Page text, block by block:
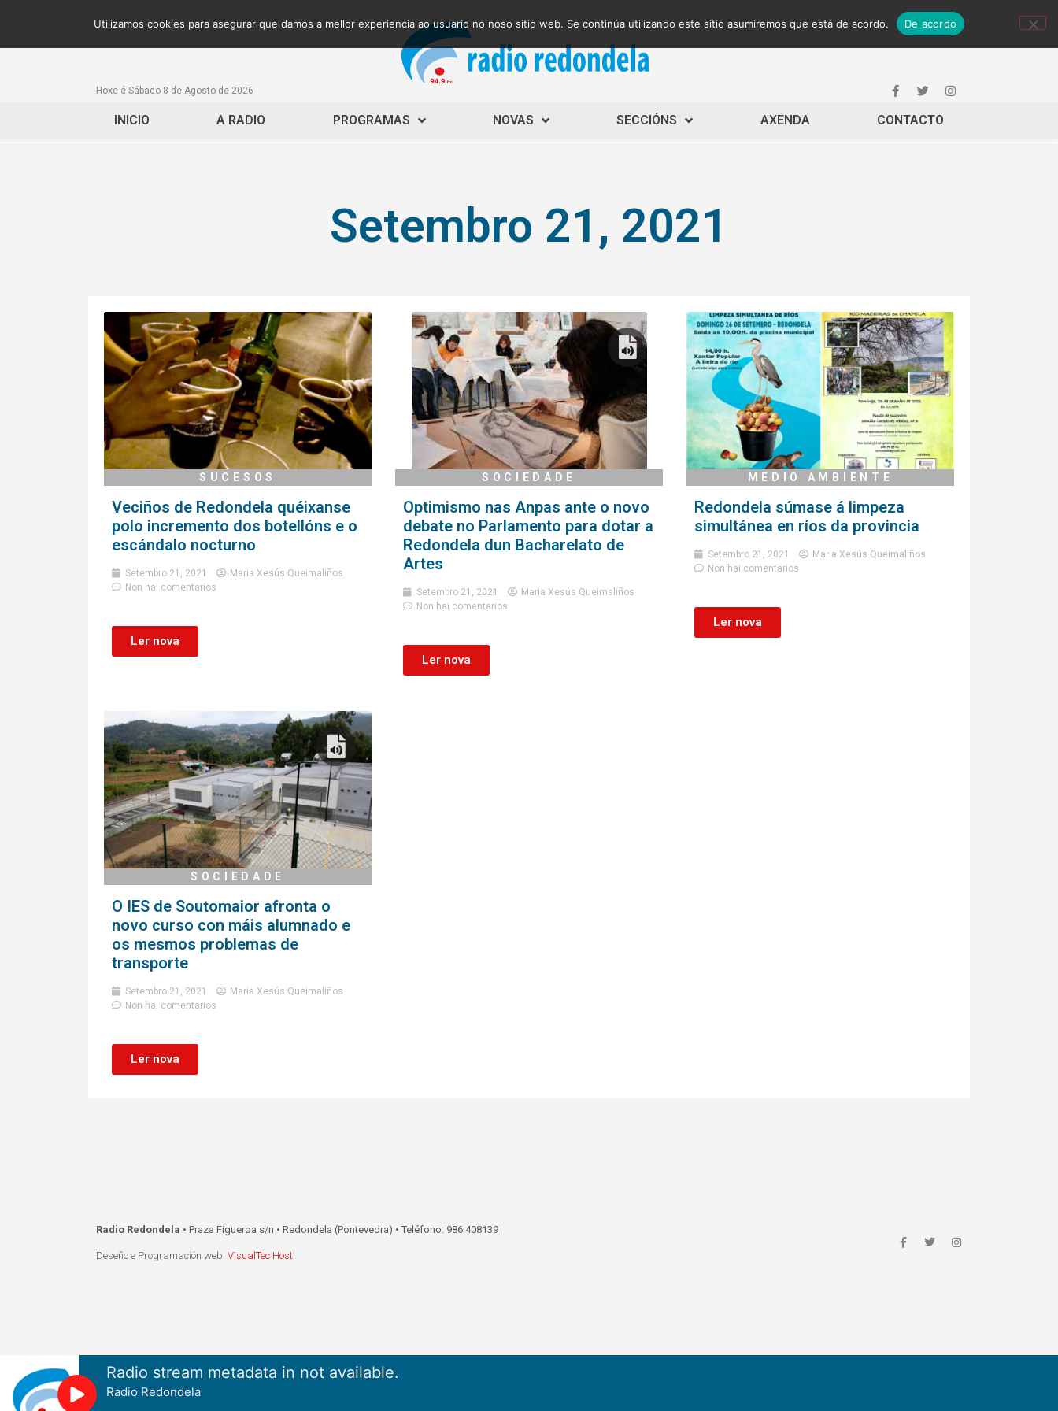
Hoxe é Sábado 8 de Agosto de 2026
INICIO A RADIO PROGRAMAS NOVAS SECCIÓNS AXENDA CONTACTO
Setembro 21, 2021
SUCESOS
Veciños de Redondela quéixanse
polo incremento dos botellóns e o
escándalo nocturno
Setembro 21, 2021
Maria Xesús Queimaliños
Non hai comentarios
Ler nova
SOCIEDADE
Optimismo nas Anpas ante o novo
debate no Parlamento para dotar a
Redondela dun Bacharelato de
Artes
Setembro 21, 2021
Maria Xesús Queimaliños
Non hai comentarios
Ler nova
MEDIO AMBIENTE
Redondela súmase á limpeza
simultánea en ríos da provincia
Setembro 21, 2021
Maria Xesús Queimaliños
Non hai comentarios
Ler nova
SOCIEDADE
O IES de Soutomaior afronta o
novo curso con máis alumnado e
os mesmos problemas de
transporte
Setembro 21, 2021
Maria Xesús Queimaliños
Non hai comentarios
Ler nova
Radio Redondela • Praza Figueroa s/n • Redondela (Pontevedra) • Teléfono: 986 408139
Deseño e Programación web: VisualTec Host
Utilizamos cookies para asegurar que damos a mellor experiencia ao usuario no noso sitio web. Se continúa utilizando este sitio asumiremos que está de acordo. De acordo
Radio stream metadata in not available.
Radio Redondela